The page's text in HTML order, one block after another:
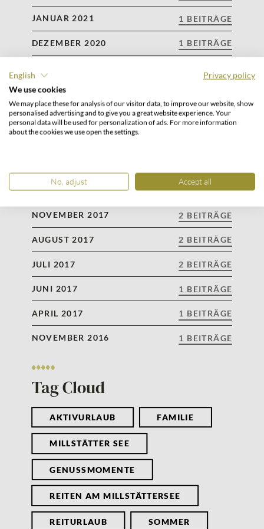
JANUAR 2021 1 BEITRÄGE
DEZEMBER 2020 1 BEITRÄGE
MAI 2020
SEPTEMBER 2018 1 BEITRÄGE
MAI 2018 2 BEITRÄGE
NOVEMBER 2017 2 BEITRÄGE
AUGUST 2017 2 BEITRÄGE
JULI 2017 2 BEITRÄGE
JUNI 2017 1 BEITRÄGE
APRIL 2017 1 BEITRÄGE
NOVEMBER 2016 1 BEITRÄGE
Tag Cloud
AKTIVURLAUB FAMILIE
MILLSTÄTTER SEE
GENUSSMOMENTE
REITEN AM MILLSTÄTTERSEE
REITURLAUB SOMMER
English
Privacy policy
We use cookies
We may place these for analysis of our visitor data, to improve our website, show
personalised advertising and to give you a great website experience. Your
personal data will be used for personalization of ads. For more information
about the cookies we use open the settings.
No, adjust Accept all